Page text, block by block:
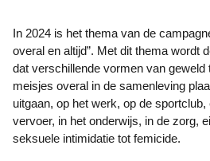
In 2024 is het thema van de campagne in Nederland “Veilig,
overal en altijd”. Met dit thema wordt
dat verschillende vormen van geweld
meisjes overal in de samenleving
uitgaan, op het werk, op de
vervoer, in het onderwijs, in de zorg,
seksuele intimidatie tot femicide.